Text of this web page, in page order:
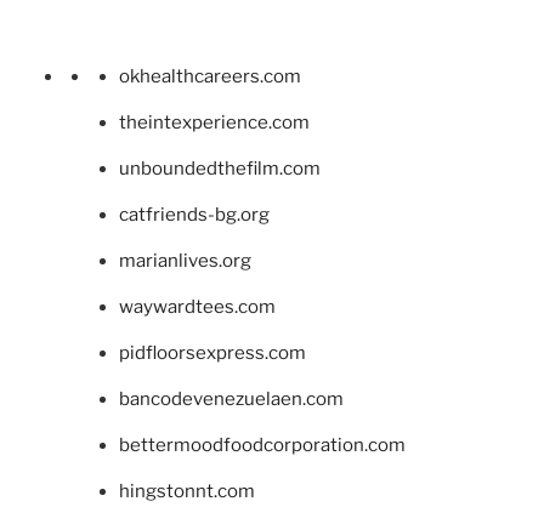
okhealthcareers.com
theintexperience.com
unboundedthefilm.com
catfriends-bg.org
marianlives.org
waywardtees.com
pidfloorsexpress.com
bancodevenezuelaen.com
bettermoodfoodcorporation.com
hingstonnt.com